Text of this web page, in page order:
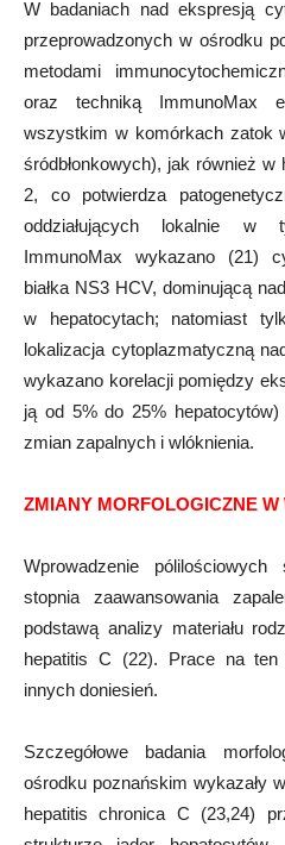
W badaniach nad ekspresją
przeprowadzonych w ośrodku
metodami
oraz techniką ImmunoMax
wszystkim w komórkach zatok
śródbłonkowych), jak również
2, co potwierdza
oddziałujących lokalnie w
ImmunoMax wykazano (21)
białka NS3 HCV, dominującą
w hepatocytach; natomiast
lokalizacja cytoplazmatyczną
wykazano korelacji pomiędzy
ją od 5% do 25%
zmian zapalnych i wlóknienia.
ZMIANY MORFOLOGICZNE W
Wprowadzenie
stopnia zaawansowania
podstawą analizy materiału
hepatitis C (22). Prace na ten
innych doniesień.
Szczegółowe badania
ośrodku poznańskim wykazały
hepatitis chronica C (23,24)